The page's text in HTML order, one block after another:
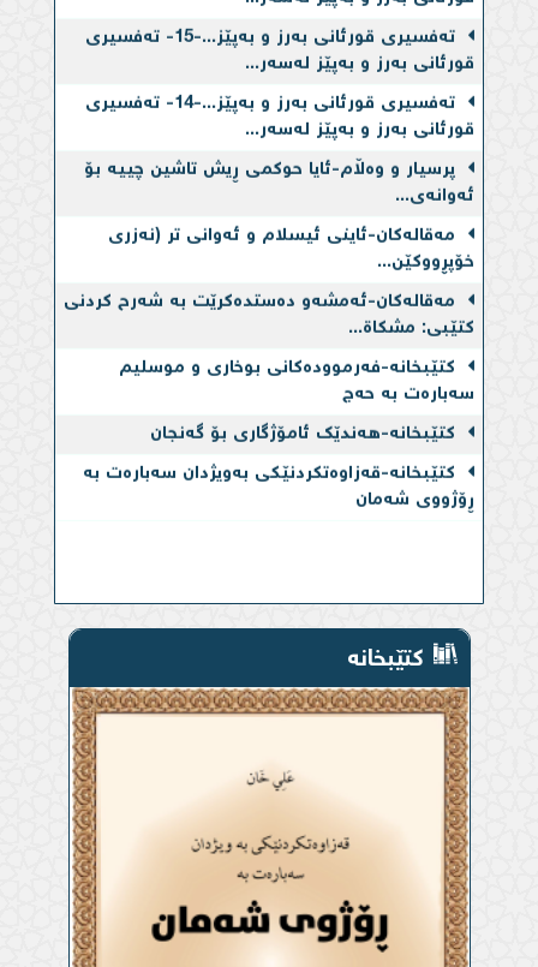
تەفسیری قورئانی بەرز و بەپێز...-15- تەفسیری
قورئانی بەرز و بەپێز لەسەر...
تەفسیری قورئانی بەرز و بەپێز...-14- تەفسیری
قورئانی بەرز و بەپێز لەسەر...
پرسیار و وەڵام-ئایا حوكمی ڕیش تاشین چییه‌ بۆ
ئه‌وانه‌ی...
مەقالەکان-ئاینی ئیسلام و ئه‌وانی تر (نه‌زری
خۆپڕووكێن...
مەقالەکان-ئه‌مشه‌و ده‌ستده‌كرێت به‌ شەرح کردنی
کتێبی: مشکاة...
کتێبخانە-فەرموودەكانی بوخاری و موسلیم
سەبارەت بە حەج
کتێبخانە-هەندێک ئامۆژگاری بۆ گەنجان
کتێبخانە-قەزاوەتكردنێكی بەویژدان سەبارەت بە
ڕۆژووی شەمان
کتێبخانە